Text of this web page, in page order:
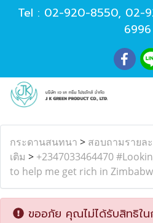
Tel : 02-920-8550, 02-
6996
กระดานสนทนา > สอบถามรายล
เติม > +2347033464470
to help me get rich in
ขออภัย คุณไม่ได้รับสิทธิใน